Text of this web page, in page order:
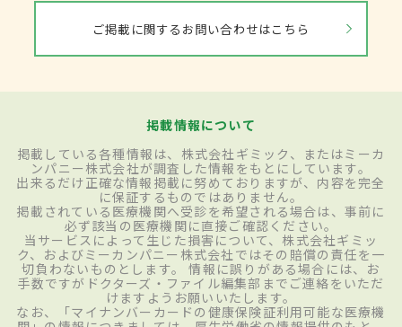
ご掲載に関するお問い合わせはこちら
掲載情報について
掲載している各種情報は、株式会社ギミック、またはミーカ
ンパニー株式会社が調査した情報をもとにしています。
出来るだけ正確な情報掲載に努めておりますが、内容を完全
に保証するものではありません。
掲載されている医療機関へ受診を希望される場合は、事前に
必ず該当の医療機関に直接ご確認ください。
当サービスによって生じた損害について、株式会社ギミッ
ク、およびミーカンパニー株式会社ではその賠償の責任を一
切負わないものとします。 情報に誤りがある場合には、お
手数ですがドクターズ・ファイル編集部までご連絡をいただ
けますようお願いいたします。
なお、「マイナンバーカードの健康保険証利用可能な医療機